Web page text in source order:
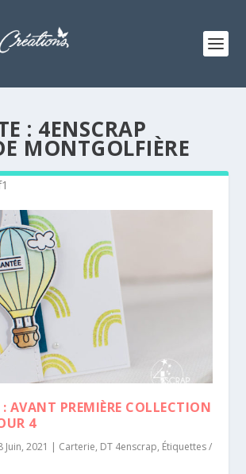
: 4ENSCRAP
MONTGOLFIÈRE
: AVANT PREMIÈRE COLLECTION
4
Juin, 2021 | Carterie, DT 4enscrap, Étiquettes /